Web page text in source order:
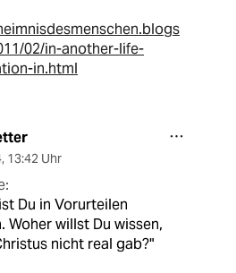
02/in-another-life-
in.html
, 13:42 Uhr
Du in Vorurteilen
Woher willst Du wissen,
nicht real gab?"